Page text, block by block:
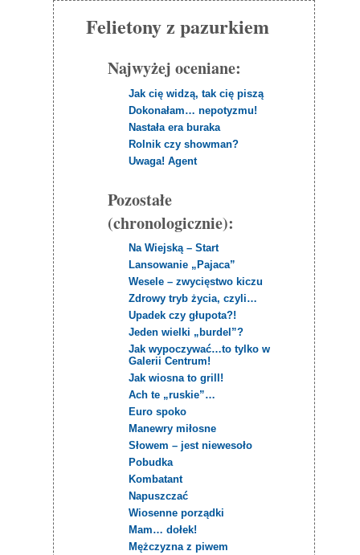
Felietony z pazurkiem
Najwyżej oceniane:
Jak cię widzą, tak cię piszą
Dokonałam… nepotyzmu!
Nastała era buraka
Rolnik czy showman?
Uwaga! Agent
Pozostałe
(chronologicznie):
Na Wiejską – Start
Lansowanie „Pajaca”
Wesele – zwycięstwo kiczu
Zdrowy tryb życia, czyli…
Upadek czy głupota?!
Jeden wielki „burdel”?
Jak wypoczywać…to tylko w
Galerii Centrum!
Jak wiosna to grill!
Ach te „ruskie”…
Euro spoko
Manewry miłosne
Słowem – jest niewesoło
Pobudka
Kombatant
Napuszczać
Wiosenne porządki
Mam… dołek!
Mężczyzna z piwem